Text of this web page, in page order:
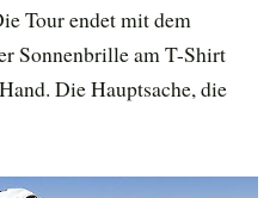
Tour endet mit dem
Sonnenbrille am T-Shirt
Die Hauptsache, die